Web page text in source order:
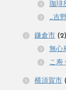
珈琲
_吉
鎌倉市 (2)
無心
こ寿
横須賀市